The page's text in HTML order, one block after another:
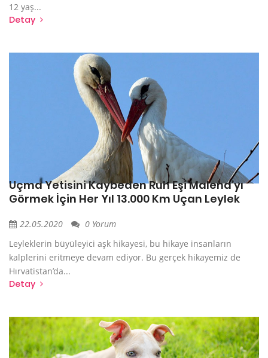
12 yaş...
Detay
Uçma Yetisini Kaybeden Ruh Eşi Malena’yı
Görmek İçin Her Yıl 13.000 Km Uçan Leylek
22.05.2020
0 Yorum
Leyleklerin büyüleyici aşk hikayesi, bu hikaye insanların
kalplerini eritmeye devam ediyor. Bu gerçek hikayemiz de
Hırvatistan’da...
Detay